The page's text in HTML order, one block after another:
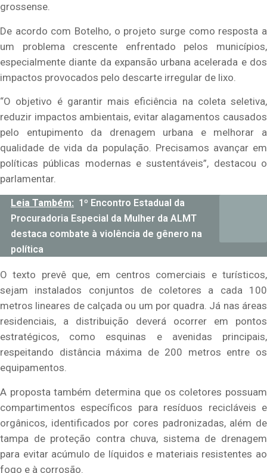
grossense.
De acordo com Botelho, o projeto surge como resposta a
um problema crescente enfrentado pelos municípios,
especialmente diante da expansão urbana acelerada e dos
impactos provocados pelo descarte irregular de lixo.
“O objetivo é garantir mais eficiência na coleta seletiva,
reduzir impactos ambientais, evitar alagamentos causados
pelo entupimento da drenagem urbana e melhorar a
qualidade de vida da população. Precisamos avançar em
políticas públicas modernas e sustentáveis”, destacou o
parlamentar.
Leia Também: 1º Encontro Estadual da
Procuradoria Especial da Mulher da ALMT
destaca combate à violência de gênero na
política
O texto prevê que, em centros comerciais e turísticos,
sejam instalados conjuntos de coletores a cada 100
metros lineares de calçada ou um por quadra. Já nas áreas
residenciais, a distribuição deverá ocorrer em pontos
estratégicos, como esquinas e avenidas principais,
respeitando distância máxima de 200 metros entre os
equipamentos.
A proposta também determina que os coletores possuam
compartimentos específicos para resíduos recicláveis e
orgânicos, identificados por cores padronizadas, além de
tampa de proteção contra chuva, sistema de drenagem
para evitar acúmulo de líquidos e materiais resistentes ao
fogo e à corrosão.